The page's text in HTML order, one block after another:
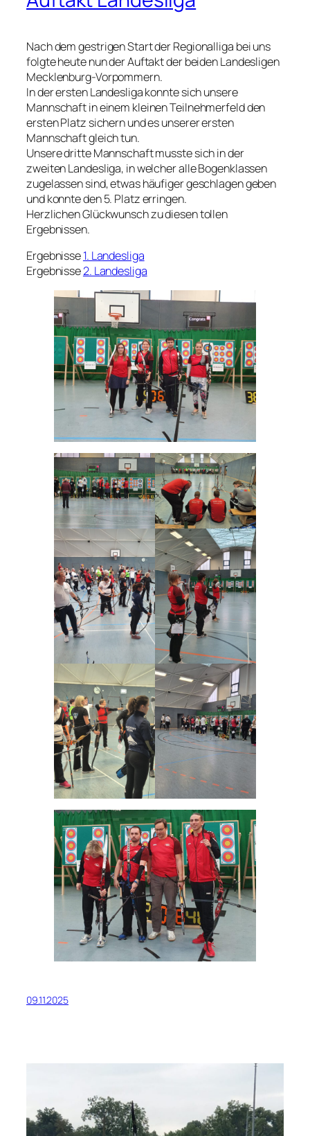
Nach dem gestrigen Start der Regionalliga bei uns
folgte heute nun der Auftakt der beiden Landesligen
Mecklenburg-Vorpommern.
In der ersten Landesliga konnte sich unsere
Mannschaft in einem kleinen Teilnehmerfeld den
ersten Platz sichern und es unserer ersten
Mannschaft gleich tun.
Unsere dritte Mannschaft musste sich in der
zweiten Landesliga, in welcher alle Bogenklassen
zugelassen sind, etwas häufiger geschlagen geben
und konnte den 5. Platz erringen.
Herzlichen Glückwunsch zu diesen tollen
Ergebnissen.
Ergebnisse1. Landesliga
Ergebnisse2. Landesliga
09.11.2025